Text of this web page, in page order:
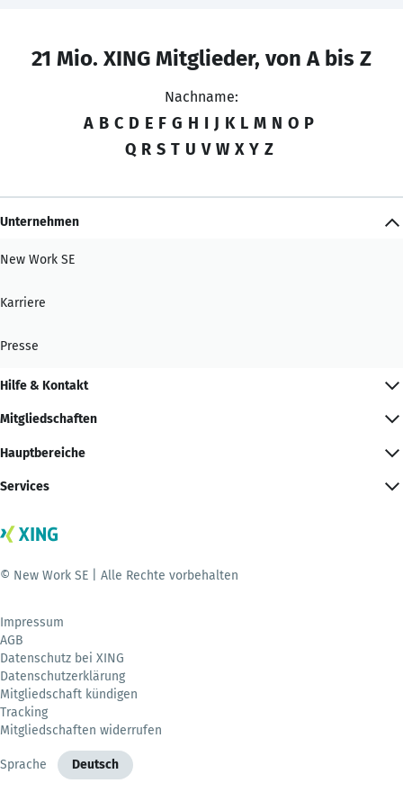
21 Mio. XING Mitglieder, von A bis Z
Nachname:
A B C D E F G H I J K L M N O P
Q R S T U V W X Y Z
Unternehmen
New Work SE
Karriere
Presse
Hilfe & Kontakt
Mitgliedschaften
Hauptbereiche
Services
© New Work SE | Alle Rechte vorbehalten
Impressum
AGB
Datenschutz bei XING
Datenschutzerklärung
Mitgliedschaft kündigen
Tracking
Mitgliedschaften widerrufen
Sprache Deutsch